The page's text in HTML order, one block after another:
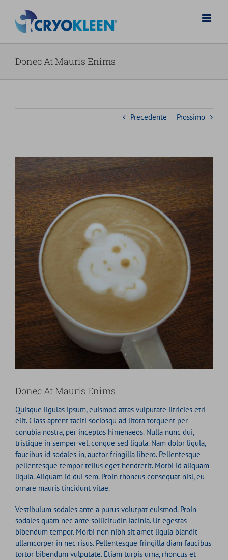
contenuto
Donec At Mauris Enims
Precedente Prossimo
Ingrandisci
immagine
Donec At Mauris Enims
Quisque ligulas ipsum, euismod atras vulputate iltricies etri
elit. Class aptent taciti sociosqu ad litora torquent per
conubia nostra, per inceptos himenaeos. Nulla nunc dui,
tristique in semper vel, congue sed ligula. Nam dolor ligula,
faucibus id sodales in, auctor fringilla libero. Pellentesque
pellentesque tempor tellus eget hendrerit. Morbi id aliquam
ligula. Aliquam id dui sem. Proin rhoncus consequat nisl, eu
ornare mauris tincidunt vitae.
Vestibulum sodales ante a purus volutpat euismod. Proin
sodales quam nec ante sollicitudin lacinia. Ut egestas
bibendum tempor. Morbi non nibh sit amet ligula blandit
ullamcorper in nec risus. Pellentesque fringilla diam faucibus
tortor bibendum vulputate. Etiam turpis urna, rhoncus et